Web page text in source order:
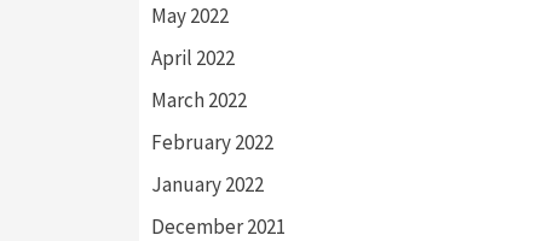
May 2022
April 2022
March 2022
February 2022
January 2022
December 2021